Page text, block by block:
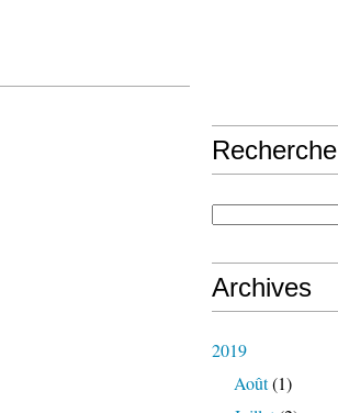
Recherche
Archives
2019
Août(1)